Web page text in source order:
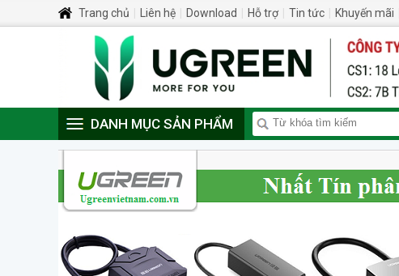
DANH MỤC SẢN PHẨM
Trang chủ Liên hệ Download Hỗ trợ Tin tức Khuyến mãi